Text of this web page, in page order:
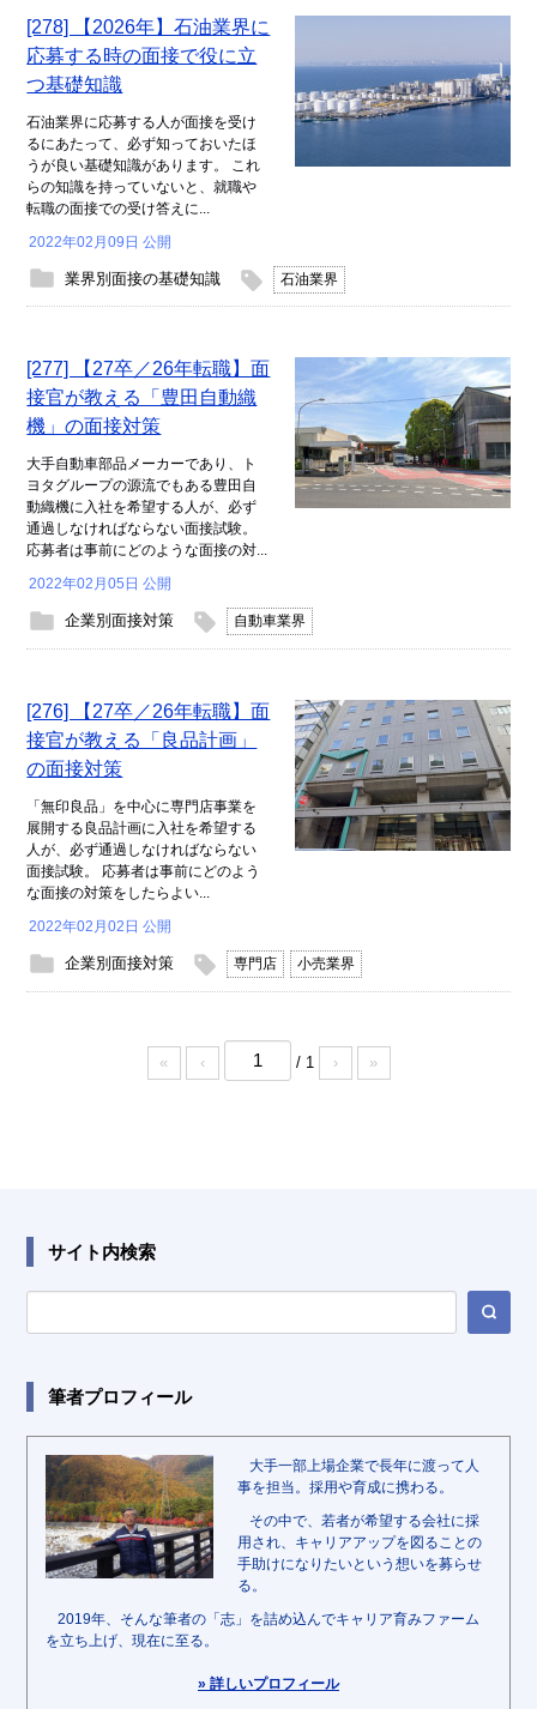
[278] 【2026年】石油業界に
応募する時の面接で役に立
つ基礎知識
石油業界に応募する人が面接を受け
るにあたって、必ず知っておいたほ
うが良い基礎知識があります。 これ
らの知識を持っていないと、就職や
転職の面接での受け答えに...
2022年02月09日 公開
業界別面接の基礎知識 石油業界
[277] 【27卒／26年転職】面
接官が教える「豊田自動織
機」の面接対策
大手自動車部品メーカーであり、ト
ヨタグループの源流でもある豊田自
動織機に入社を希望する人が、必ず
通過しなければならない面接試験。
応募者は事前にどのような面接の対...
2022年02月05日 公開
企業別面接対策 自動車業界
[276] 【27卒／26年転職】面
接官が教える「良品計画」
の面接対策
「無印良品」を中心に専門店事業を
展開する良品計画に入社を希望する
人が、必ず通過しなければならない
面接試験。 応募者は事前にどのよう
な面接の対策をしたらよい...
2022年02月02日 公開
企業別面接対策 専門店 小売業界
« ‹ / 1 › »
サイト内検索
筆者プロフィール
大手一部上場企業で長年に渡って人
事を担当。採用や育成に携わる。
その中で、若者が希望する会社に採
用され、キャリアアップを図ることの
手助けになりたいという想いを募らせ
る。
2019年、そんな筆者の「志」を詰め込んでキャリア育みファーム
を立ち上げ、現在に至る。
» 詳しいプロフィール